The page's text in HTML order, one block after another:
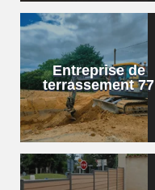
Entreprise de
terrassement 77